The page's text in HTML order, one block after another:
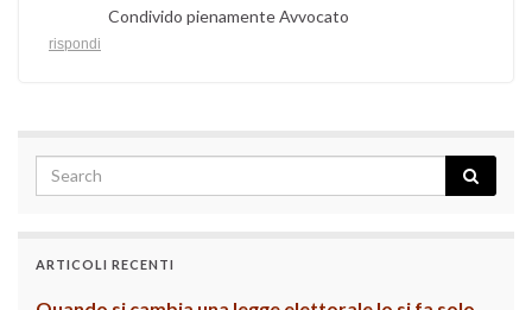
Condivido pienamente Avvocato
rispondi
ARTICOLI RECENTI